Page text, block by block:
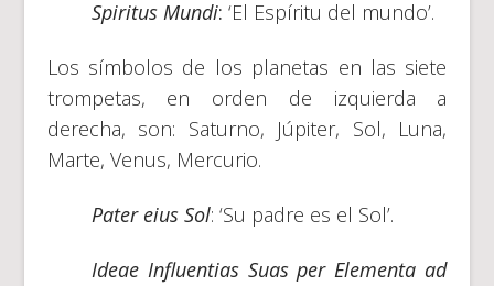
Spiritus Mundi: ‘El Espíritu del mundo’.
Los símbolos de los planetas en las siete
trompetas, en orden de izquierda a
derecha, son: Saturno, Júpiter, Sol, Luna,
Marte, Venus, Mercurio.
Pater eius Sol: ‘Su padre es el Sol’.
Ideae Influentias Suas per Elementa ad